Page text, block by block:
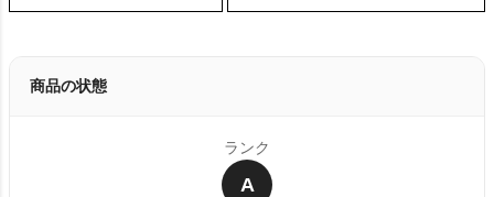
商品の状態
ランク
A